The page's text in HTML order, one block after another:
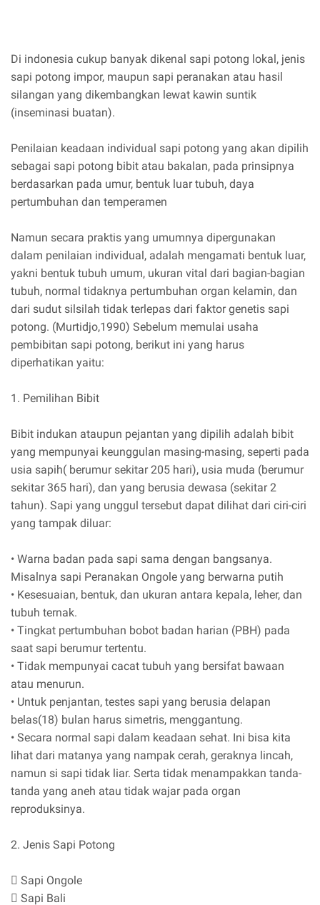
Di indonesia cukup banyak dikenal sapi potong lokal, jenis
sapi potong impor, maupun sapi peranakan atau hasil
silangan yang dikembangkan lewat kawin suntik
(inseminasi buatan).
Penilaian keadaan individual sapi potong yang akan dipilih
sebagai sapi potong bibit atau bakalan, pada prinsipnya
berdasarkan pada umur, bentuk luar tubuh, daya
pertumbuhan dan temperamen
Namun secara praktis yang umumnya dipergunakan
dalam penilaian individual, adalah mengamati bentuk luar,
yakni bentuk tubuh umum, ukuran vital dari bagian-bagian
tubuh, normal tidaknya pertumbuhan organ kelamin, dan
dari sudut silsilah tidak terlepas dari faktor genetis sapi
potong. (Murtidjo,1990) Sebelum memulai usaha
pembibitan sapi potong, berikut ini yang harus
diperhatikan yaitu:
1. Pemilihan Bibit
Bibit indukan ataupun pejantan yang dipilih adalah bibit
yang mempunyai keunggulan masing-masing, seperti pada
usia sapih( berumur sekitar 205 hari), usia muda (berumur
sekitar 365 hari), dan yang berusia dewasa (sekitar 2
tahun). Sapi yang unggul tersebut dapat dilihat dari ciri-ciri
yang tampak diluar:
• Warna badan pada sapi sama dengan bangsanya.
Misalnya sapi Peranakan Ongole yang berwarna putih
• Kesesuaian, bentuk, dan ukuran antara kepala, leher, dan
tubuh ternak.
• Tingkat pertumbuhan bobot badan harian (PBH) pada
saat sapi berumur tertentu.
• Tidak mempunyai cacat tubuh yang bersifat bawaan
atau menurun.
• Untuk penjantan, testes sapi yang berusia delapan
belas(18) bulan harus simetris, menggantung.
• Secara normal sapi dalam keadaan sehat. Ini bisa kita
lihat dari matanya yang nampak cerah, geraknya lincah,
namun si sapi tidak liar. Serta tidak menampakkan tanda-
tanda yang aneh atau tidak wajar pada organ
reproduksinya.
2. Jenis Sapi Potong
 Sapi Ongole
 Sapi Bali